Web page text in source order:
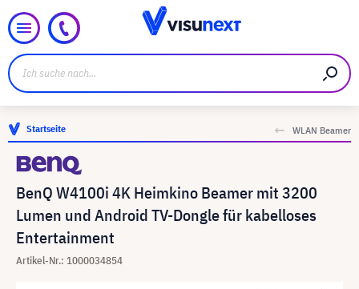
Startseite WLAN Beamer
BenQ W4100i 4K Heimkino Beamer mit 3200
Lumen und Android TV-Dongle für kabelloses
Entertainment
Artikel-Nr.: 1000034854